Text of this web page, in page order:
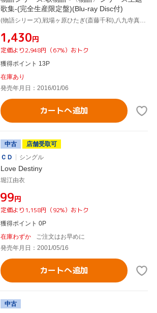
歌集-(完全生産限定盤)(Blu-ray Disc付)
(物語シリーズ),戦場ヶ原ひたぎ(斎藤千和),八九寺真宵(加藤英美里),神原駿河(沢城みゆき),千石撫子(花澤香菜),羽川翼(堀江由衣),春奈るな,河野マリナ
¥1,430円
定価より2,948円（67%）おトク
獲得ポイント 13P
在庫あり
発売年月日：2016/01/06
カートへ追加
中古
店舗受取可
ＣＤ
シングル
Love Destiny
堀江由衣
¥99円
定価より1,158円（92%）おトク
獲得ポイント 0P
在庫わずか
ご注文はお早めに
発売年月日：2001/05/16
カートへ追加
中古